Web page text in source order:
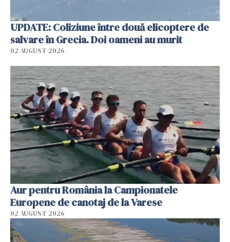
UPDATE: Coliziune între două elicoptere de
salvare în Grecia. Doi oameni au murit
02 AUGUST 2026
Aur pentru România la Campionatele
Europene de canotaj de la Varese
02 AUGUST 2026